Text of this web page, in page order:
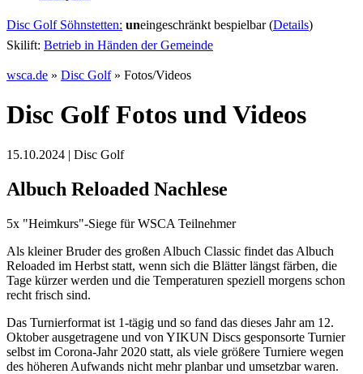
Disc Golf Söhnstetten: uneingeschränkt bespielbar (Details)
Skilift: Betrieb in Händen der Gemeinde
wsca.de » Disc Golf» Fotos/Videos
Disc Golf Fotos und Videos
15.10.2024 | Disc Golf
Albuch Reloaded Nachlese
5x "Heimkurs"-Siege für WSCA Teilnehmer
Als kleiner Bruder des großen Albuch Classic findet das Albuch
Reloaded im Herbst statt, wenn sich die Blätter längst färben, die
Tage kürzer werden und die Temperaturen speziell morgens schon
recht frisch sind.
Das Turnierformat ist 1-tägig und so fand das dieses Jahr am 12.
Oktober ausgetragene und von YIKUN Discs gesponsorte Turnier
selbst im Corona-Jahr 2020 statt, als viele größere Turniere wegen
des höheren Aufwands nicht mehr planbar und umsetzbar waren.